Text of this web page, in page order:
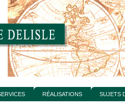
RÉALISATIONS SUJETS